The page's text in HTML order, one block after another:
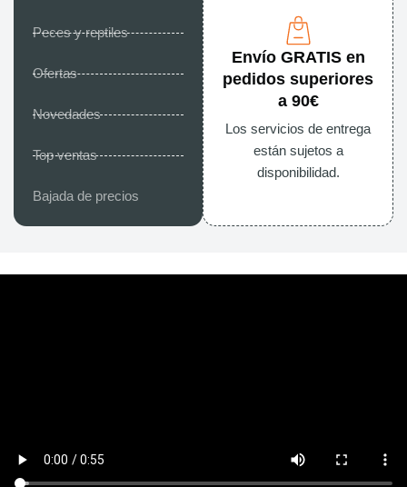
Peces y reptiles
Ofertas
Novedades
Top ventas
Bajada de precios
Envío GRATIS en
pedidos superiores
a 90€
Los servicios de entrega
están sujetos a
disponibilidad.